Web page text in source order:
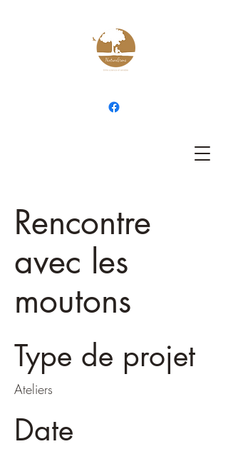
Rencontre
avec les
moutons
Type de projet
Ateliers
Date